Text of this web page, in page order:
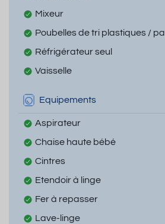
Mixeur
Poubelles de tri plastiques /
Réfrigérateur seul
Vaisselle
Equipements
Aspirateur
Chaise haute bébé
Cintres
Etendoir à linge
Fer à repasser
Lave-linge